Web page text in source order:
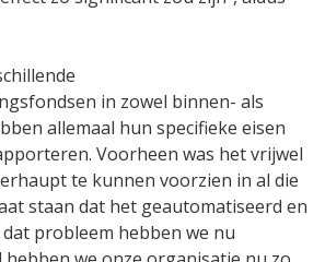
in zowel binnen- als
allemaal hun specifieke eisen
Voorheen was het vrijwel
te kunnen voorzien in al die
staan dat het geautomatiseerd en
probleem hebben we nu